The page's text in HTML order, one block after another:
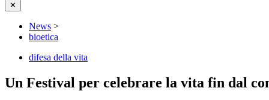
✕
News >
bioetica
difesa della vita
Un Festival per celebrare la vita fin dal